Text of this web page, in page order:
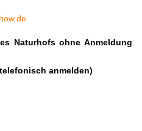
Naturhofs ohne Anmeldung
anmelden)